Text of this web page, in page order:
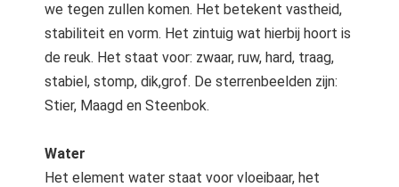
we tegen zullen komen. Het betekent vastheid,
stabiliteit en vorm. Het zintuig wat hierbij hoort is
de reuk. Het staat voor: zwaar, ruw, hard, traag,
stabiel, stomp, dik,grof. De sterrenbeelden zijn:
Stier, Maagd en Steenbok.
Water
Het element water staat voor vloeibaar, het